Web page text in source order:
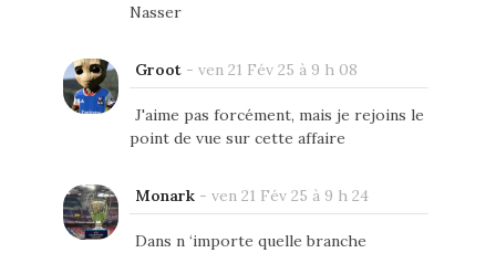
Nasser
Groot- ven 21 Fév 25 à 9 h 08
J'aime pas forcément, mais je rejoins le
point de vue sur cette affaire
Monark- ven 21 Fév 25 à 9 h 24
Dans n ‘importe quelle branche